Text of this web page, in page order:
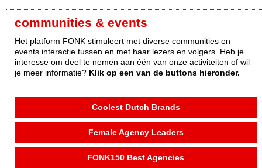
communities & events
Het platform FONK stimuleert met diverse communities en
events interactie tussen en met haar lezers en volgers. Heb je
interesse om deel te nemen aan één van onze activiteiten of wil
je meer informatie? Klik op een van de buttons hieronder.
Coolest Dutch Brands
Female Agency Leaders
FONK150 Best Agencies